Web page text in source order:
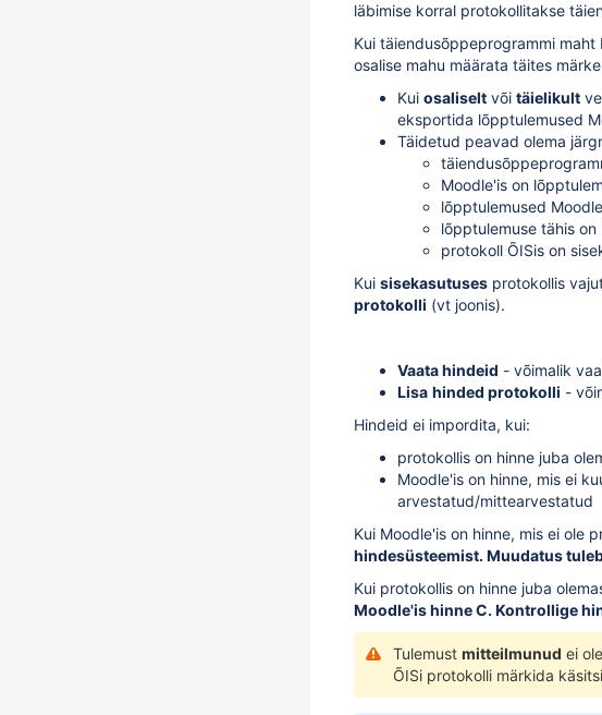
läbimise korral protokollitakse
Kui täiendusõppeprogrammi maht
osalise mahu määrata täites
Kui osaliselt või täielikult
eksportida lõpptulemused
Täidetud peavad olema
Moodle'is on
lõpptulemused
lõpptulemuse tähis on
protokoll ÕISis on
Kui sisekasutuses protokollis
protokolli (vt joonis).
Vaata hindeid - võimalik
Lisa hinded protokolli -
Hindeid ei impordita, kui:
protokollis on hinne juba
Moodle'is on hinne, mis ei
arvestatud/mittearvestatud
Kui Moodle'is on hinne, mis ei ole
hindesüsteemist. Muudatus
Kui protokollis on hinne juba
Moodle'is hinne C. Kontrollige
Tulemust mitteilmunud ei
ÕISi protokolli märkida